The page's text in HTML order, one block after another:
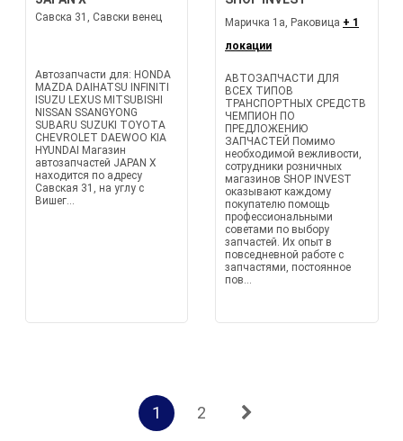
Савска 31, Савски венец
Автозапчасти для: HONDA
MAZDA DAIHATSU INFINITI
ISUZU LEXUS MITSUBISHI
NISSAN SSANGYONG
SUBARU SUZUKI TOYOTA
CHEVROLET DAEWOO KIA
HYUNDAI Магазин
автозапчастей JAPAN X
находится по адресу
Савская 31, на углу с
Вишег...
Маричка 1а, Раковица + 1
локации
АВТОЗАПЧАСТИ ДЛЯ
ВСЕХ ТИПОВ
ТРАНСПОРТНЫХ СРЕДСТВ
ЧЕМПИОН ПО
ПРЕДЛОЖЕНИЮ
ЗАПЧАСТЕЙ Помимо
необходимой вежливости,
сотрудники розничных
магазинов SHOP INVEST
оказывают каждому
покупателю помощь
профессиональными
советами по выбору
запчастей. Их опыт в
повседневной работе с
запчастями, постоянное
пов...
1 2